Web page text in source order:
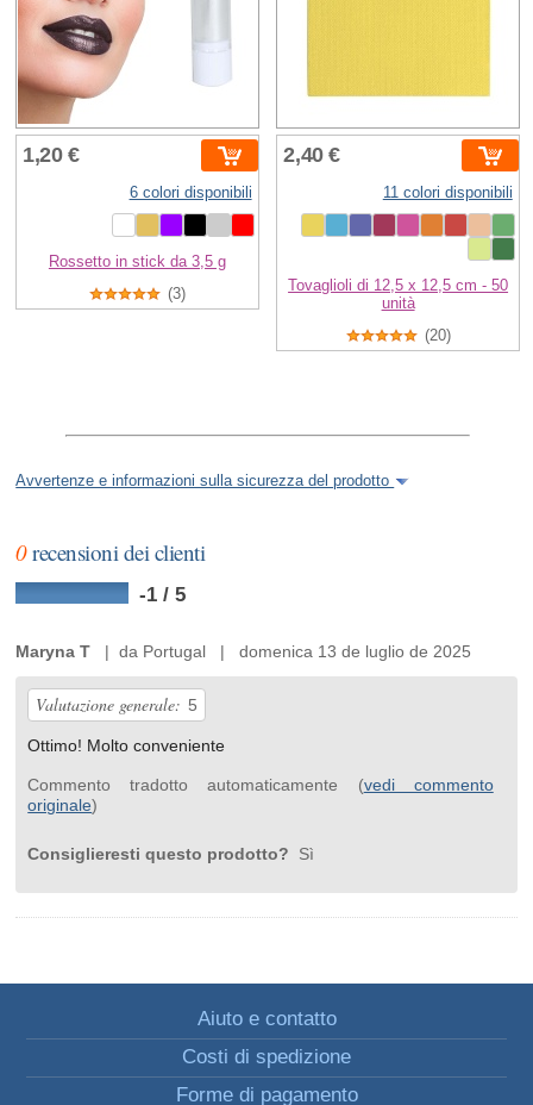
1,20 €
6 colori disponibili
Rossetto in stick da 3,5 g
(3)
2,40 €
11 colori disponibili
Tovaglioli di 12,5 x 12,5 cm - 50
unità
(20)
Avvertenze e informazioni sulla sicurezza del prodotto
0recensioni dei clienti
-1 / 5
Maryna T | da Portugal | domenica 13 de luglio de 2025
Valutazione generale: 5
Ottimo! Molto conveniente
Commento tradotto automaticamente (vedi commento
originale)
Consiglieresti questo prodotto? Sì
Aiuto e contatto
Costi di spedizione
Forme di pagamento